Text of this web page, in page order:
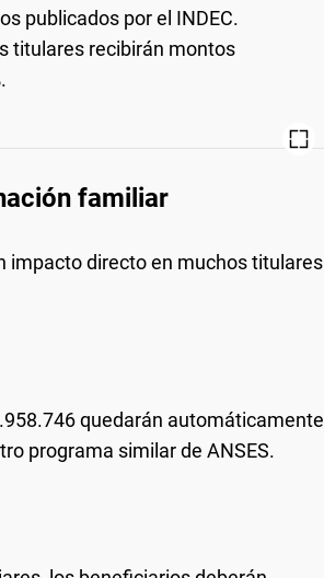
publicados por el INDEC.
titulares recibirán montos
familiar
impacto directo en muchos titulares
quedarán automáticamente
programa similar de ANSES.